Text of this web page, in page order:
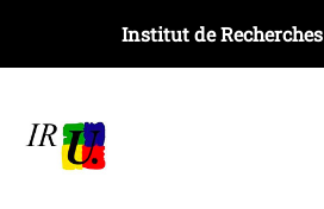
contenu
Institut de Recherches